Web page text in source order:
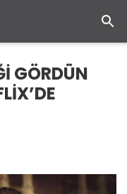
GÖRDÜN